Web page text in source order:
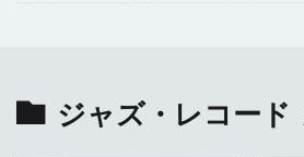
ジャズ・レコード